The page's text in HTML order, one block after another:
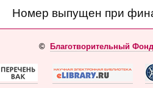
Номер выпущен при
© Благотворительный